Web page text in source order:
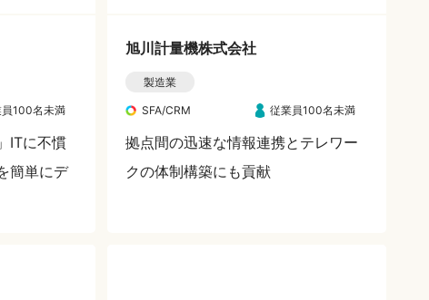
100名未満
ITに不慣
簡単にデ
旭川計量機株式会社
製造業
SFA/CRM 従業員100名未満
拠点間の迅速な情報連携とテレワー
クの体制構築にも貢献